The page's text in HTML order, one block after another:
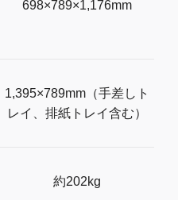
698×789×1,176mm
1,395×789mm（手差しト
レイ、排紙トレイ含む）
約202kg